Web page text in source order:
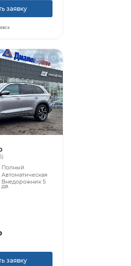
заявку
Полный
Автоматическая
Внедорожник 5
дв.
заявку